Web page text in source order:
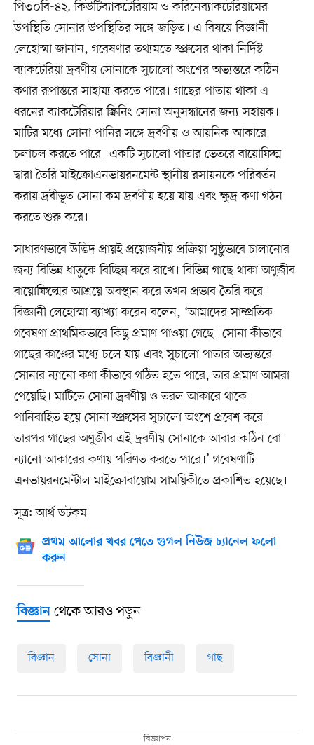
পি৩০বি-৪২. কিউটিব্যাকটেরিয়াম ও করিনেব্যাকটেরিয়ামের
উপস্থিতি সোনার উপস্থিতির সঙ্গে জড়িত। এ বিষয়ে বিজ্ঞানী
লেহোস্মা জানান, গবেষণার তথ্যমতে স্প্রুসের থাকা নির্দিষ্ট
ব্যাকটেরিয়া দ্রবণীয় সোনাকে সুচালো অংশের অভ্যন্তরে কঠিন
কণার রূপান্তরে সাহায্য করতে পারে। গাছের পাতায় থাকা এ
ধরনের ব্যাকটেরিয়ার স্ক্রিনিং সোনা অনুসন্ধানের জন্য সহায়ক।
মাটির মধ্যে সোনা পানির সঙ্গে দ্রবণীয় ও আয়নিক আকারে
চলাচল করতে পারে। একটি সুচালো পাতার ভেতরে বায়োফিল্ম
দ্বারা তৈরি মাইক্রোএনভায়রনমেন্ট স্থানীয় রসায়নকে পরিবর্তন
করায় দ্রবীভূত সোনা কম দ্রবণীয় হয়ে যায় এবং ক্ষুদ্র কণা গঠন
করতে শুরু করে।
সাধারণভাবে উদ্ভিদ প্রায়ই প্রয়োজনীয় প্রক্রিয়া সুষ্ঠুভাবে চালানোর
জন্য বিভিন্ন ধাতুকে বিচ্ছিন্ন করে রাখে। বিভিন্ন গাছে থাকা অণুজীব
বায়োফিল্মের আশ্রয়ে অবস্থান করে তখন প্রভাব তৈরি করে।
বিজ্ঞানী লেহোস্মা ব্যাখ্যা করেন বলেন, ‘আমাদের সাম্প্রতিক
গবেষণা প্রাথমিকভাবে কিছু প্রমাণ পাওয়া গেছে। সোনা কীভাবে
গাছের কাণ্ডের মধ্যে চলে যায় এবং সুচালো পাতার অভ্যন্তরে
সোনার ন্যানো কণা কীভাবে গঠিত হতে পারে, তার প্রমাণ আমরা
পেয়েছি। মাটিতে সোনা দ্রবণীয় ও তরল আকারে থাকে।
পানিবাহিত হয়ে সোনা স্প্রুসের সুচালো অংশে প্রবেশ করে।
তারপর গাছের অণুজীব এই দ্রবণীয় সোনাকে আবার কঠিন বো
ন্যানো আকারের কণায় পরিণত করতে পারে।’ গবেষণাটি
এনভায়রনমেন্টাল মাইক্রোবায়োম সাময়িকীতে প্রকাশিত হয়েছে।
সূত্র: আর্থ ডটকম
প্রথম আলোর খবর পেতে গুগল নিউজ চ্যানেল ফলো
করুন
বিজ্ঞানথেকে আরও পড়ুন
বিজ্ঞান সোনা বিজ্ঞানী গাছ